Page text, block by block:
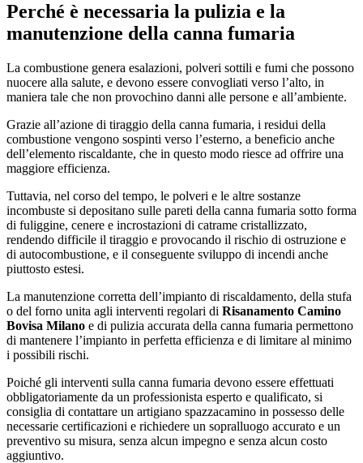
Perché è necessaria la pulizia e la
manutenzione della canna fumaria
La combustione genera esalazioni, polveri sottili e fumi che possono
nuocere alla salute, e devono essere convogliati verso l’alto, in
maniera tale che non provochino danni alle persone e all’ambiente.
Grazie all’azione di tiraggio della canna fumaria, i residui della
combustione vengono sospinti verso l’esterno, a beneficio anche
dell’elemento riscaldante, che in questo modo riesce ad offrire una
maggiore efficienza.
Tuttavia, nel corso del tempo, le polveri e le altre sostanze
incombuste si depositano sulle pareti della canna fumaria sotto forma
di fuliggine, cenere e incrostazioni di catrame cristallizzato,
rendendo difficile il tiraggio e provocando il rischio di ostruzione e
di autocombustione, e il conseguente sviluppo di incendi anche
piuttosto estesi.
La manutenzione corretta dell’impianto di riscaldamento, della stufa
o del forno unita agli interventi regolari di Risanamento Camino
Bovisa Milano e di pulizia accurata della canna fumaria permettono
di mantenere l’impianto in perfetta efficienza e di limitare al minimo
i possibili rischi.
Poiché gli interventi sulla canna fumaria devono essere effettuati
obbligatoriamente da un professionista esperto e qualificato, si
consiglia di contattare un artigiano spazzacamino in possesso delle
necessarie certificazioni e richiedere un sopralluogo accurato e un
preventivo su misura, senza alcun impegno e senza alcun costo
aggiuntivo.